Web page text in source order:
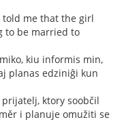
told me that the girl
to be married to
kiu informis min,
planas edziniĝi kun
ktory soobčil
i planuje omužiti se